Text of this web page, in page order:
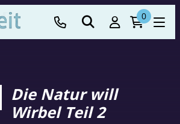
0
Die Natur will
Wirbel Teil 2